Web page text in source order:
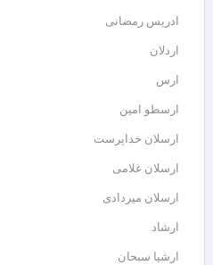
ادریس رمضانی
اردلان
ارس
ارسطو امین
ارسلان خداپرست
ارسلان غلامی
ارسلان میردادی
ارشاد
ارشیا سبحان